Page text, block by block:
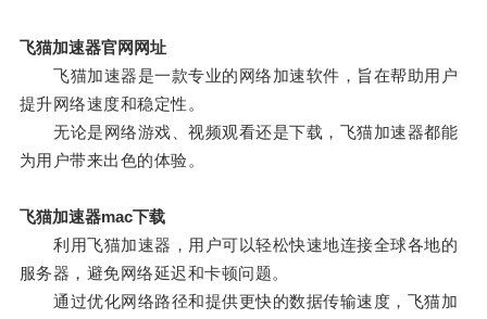
飞猫加速器官网网址
飞猫加速器是一款专业的网络加速软件，旨在帮助用户
提升网络速度和稳定性。
无论是网络游戏、视频观看还是下载，飞猫加速器都能
为用户带来出色的体验。
飞猫加速器mac下载
利用飞猫加速器，用户可以轻松快速地连接全球各地的
服务器，避免网络延迟和卡顿问题。
通过优化网络路径和提供更快的数据传输速度，飞猫加